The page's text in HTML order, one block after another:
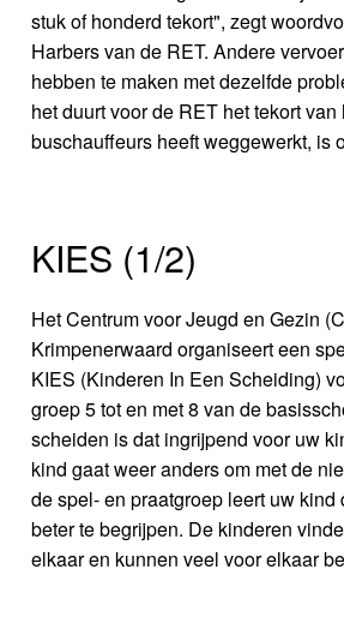
stuk of honderd tekort", zegt
Harbers van de RET. Andere
hebben te maken met dezelfde
het duurt voor de RET het tekort van
buschauffeurs heeft weggewerkt, is
KIES (1/2)
Het Centrum voor Jeugd en Gezin
Krimpenerwaard organiseert een
KIES (Kinderen In Een Scheiding)
groep 5 tot en met 8 van de
scheiden is dat ingrijpend voor uw
kind gaat weer anders om met de
de spel- en praatgroep leert uw kind
beter te begrijpen. De kinderen
elkaar en kunnen veel voor elkaar